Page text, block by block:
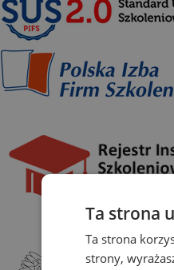
Ta strona
Ta strona
strony,